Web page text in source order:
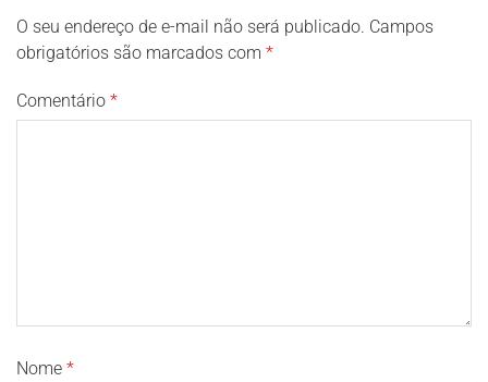
O seu endereço de e-mail não será publicado. Campos
obrigatórios são marcados com *
Comentário *
Nome *